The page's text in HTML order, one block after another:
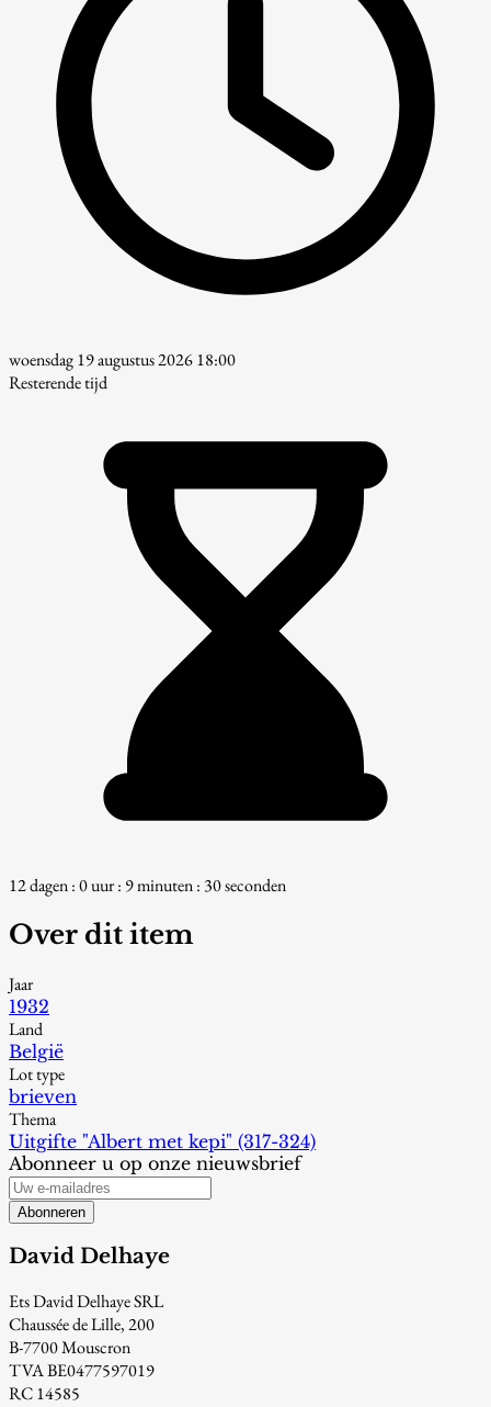
woensdag 19 augustus 2026 18:00
Resterende tijd
12 dagen : 0 uur : 9 minuten : 29 seconden
Over dit item
Jaar
1932
Land
België
Lot type
brieven
Thema
Uitgifte "Albert met kepi" (317-324)
Abonneer u op onze nieuwsbrief
Abonneren
David Delhaye
Ets David Delhaye SRL
Chaussée de Lille, 200
B-7700 Mouscron
TVA BE0477597019
RC 14585